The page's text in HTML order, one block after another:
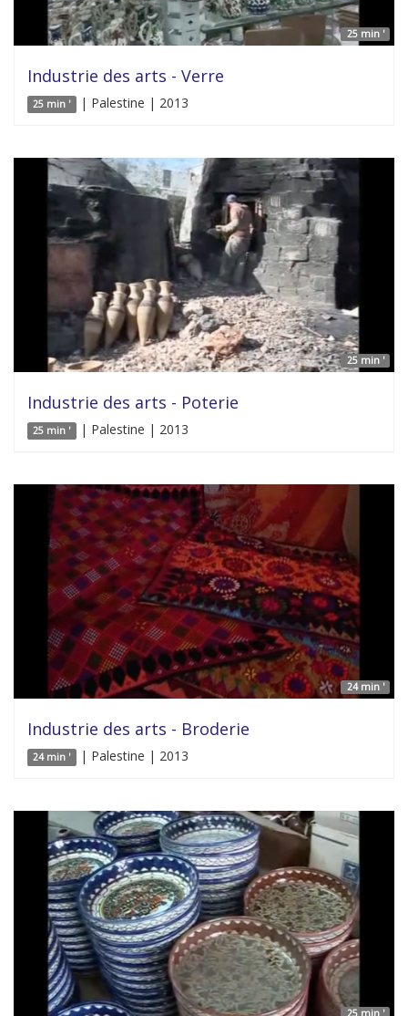
25 min '
Industrie des arts - Verre
25 min ' | Palestine | 2013
25 min '
Industrie des arts - Poterie
25 min ' | Palestine | 2013
24 min '
Industrie des arts - Broderie
24 min ' | Palestine | 2013
25 min '